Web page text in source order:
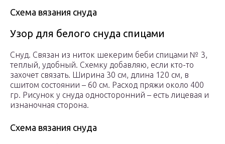
Схема вязания снуда
Узор для белого снуда спицами
Снуд. Связан из ниток шекерим беби спицами № 3,
теплый, удобный. Схемку добавляю, если кто-то
захочет связать. Ширина 30 см, длина 120 см, в
сшитом состоянии – 60 см. Расход пряжи около 400
гр. Рисунок у снуда односторонний – есть лицевая и
изнаночная сторона.
Схема вязания снуда